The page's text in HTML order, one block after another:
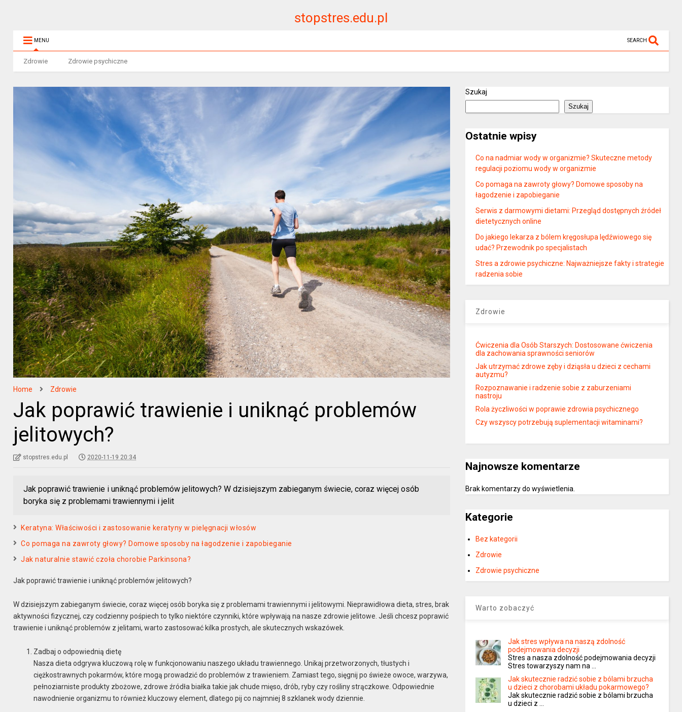
stopstres.edu.pl
MENU SEARCH
Zdrowie Zdrowie psychiczne
Home Zdrowie
Jak poprawić trawienie i uniknąć problemów
jelitowych?
stopstres.edu.pl 2020-11-19 20:34
Jak poprawić trawienie i uniknąć problemów jelitowych? W dzisiejszym zabieganym świecie, coraz więcej osób
boryka się z problemami trawiennymi i jelit
Keratyna: Właściwości i zastosowanie keratyny w pielęgnacji włosów
Co pomaga na zawroty głowy? Domowe sposoby na łagodzenie i zapobieganie
Jak naturalnie stawić czoła chorobie Parkinsona?
Jak poprawić trawienie i uniknąć problemów jelitowych?
W dzisiejszym zabieganym świecie, coraz więcej osób boryka się z problemami trawiennymi i jelitowymi. Nieprawidłowa dieta, stres, brak
aktywności fizycznej, czy codzienny pośpiech to tylko niektóre czynniki, które wpływają na nasze zdrowie jelitowe. Jeśli chcesz poprawić
trawienie i uniknąć problemów z jelitami, warto zastosować kilka prostych, ale skutecznych wskazówek.
Zadbaj o odpowiednią dietę
Nasza dieta odgrywa kluczową rolę w funkcjonowaniu naszego układu trawiennego. Unikaj przetworzonych, tłustych i
ciężkostrawnych pokarmów, które mogą prowadzić do problemów z trawieniem. Zamiast tego, sięgnij po świeże owoce, warzywa,
pełnoziarniste produkty zbożowe, zdrowe źródła białka takie jak chude mięso, drób, ryby czy rośliny strączkowe. Odpowiednie
nawodnienie organizmu to również kluczowy element, dlatego pij co najmniej 8 szklanek wody dziennie.
Szukaj
Szukaj
Ostatnie wpisy
Co na nadmiar wody w organizmie? Skuteczne metody
regulacji poziomu wody w organizmie
Co pomaga na zawroty głowy? Domowe sposoby na
łagodzenie i zapobieganie
Serwis z darmowymi dietami: Przegląd dostępnych źródeł
dietetycznych online
Do jakiego lekarza z bólem kręgosłupa lędźwiowego się
udać? Przewodnik po specjalistach
Stres a zdrowie psychiczne: Najważniejsze fakty i strategie
radzenia sobie
Zdrowie
Ćwiczenia dla Osób Starszych: Dostosowane ćwiczenia
dla zachowania sprawności seniorów
Jak utrzymać zdrowe zęby i dziąsła u dzieci z cechami
autyzmu?
Rozpoznawanie i radzenie sobie z zaburzeniami
nastroju
Rola życzliwości w poprawie zdrowia psychicznego
Czy wszyscy potrzebują suplementacji witaminami?
Najnowsze komentarze
Brak komentarzy do wyświetlenia.
Kategorie
Bez kategorii
Zdrowie
Zdrowie psychiczne
Warto zobaczyć
Jak stres wpływa na naszą zdolność
podejmowania decyzji
Stres a nasza zdolność podejmowania decyzji
Stres towarzyszy nam na …
Jak skutecznie radzić sobie z bólami brzucha
u dzieci z chorobami układu pokarmowego?
Jak skutecznie radzić sobie z bólami brzucha
u dzieci z …